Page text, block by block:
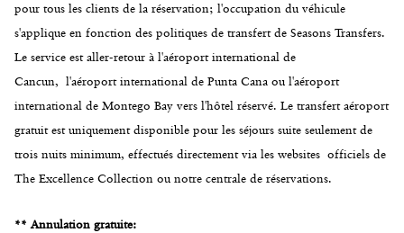
pour tous les clients de la réservation; l'occupation du véhicule
s'applique en fonction des politiques de transfert de Seasons Transfers.
Le service est aller-retour à l'aéroport international de
Cancun, l'aéroport international de Punta Cana ou l'aéroport
international de Montego Bay vers l'hôtel réservé. Le transfert aéroport
gratuit est uniquement disponible pour les séjours suite seulement de
trois nuits minimum, effectués directement via les websites officiels de
The Excellence Collection ou notre centrale de réservations.
** Annulation gratuite: